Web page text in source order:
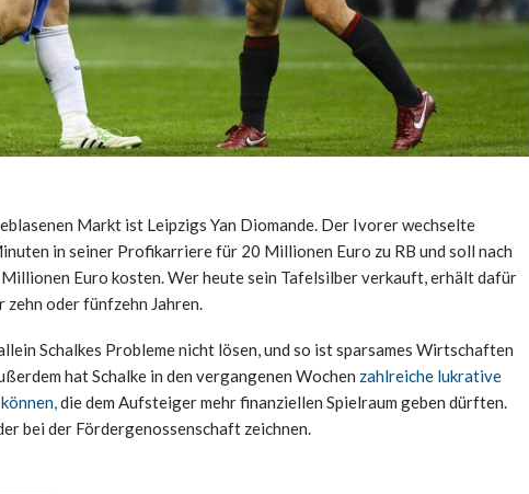
Markt ist Leipzigs Yan Diomande. Der Ivorer wechselte
in seiner Profikarriere für 20 Millionen Euro zu RB und soll nach
Euro kosten. Wer heute sein Tafelsilber verkauft, erhält dafür
zehn oder fünfzehn Jahren.
Schalkes Probleme nicht lösen, und so ist sparsames Wirtschaften
hat Schalke in den vergangenen Wochen zahlreiche lukrative
die dem Aufsteiger mehr finanziellen Spielraum geben dürften.
bei der Fördergenossenschaft zeichnen.